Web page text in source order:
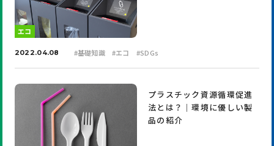
エコ
2022.04.08 #基礎知識 #エコ #SDGs
プラスチック資源循環促進
法とは？｜環境に優しい製
品の紹介